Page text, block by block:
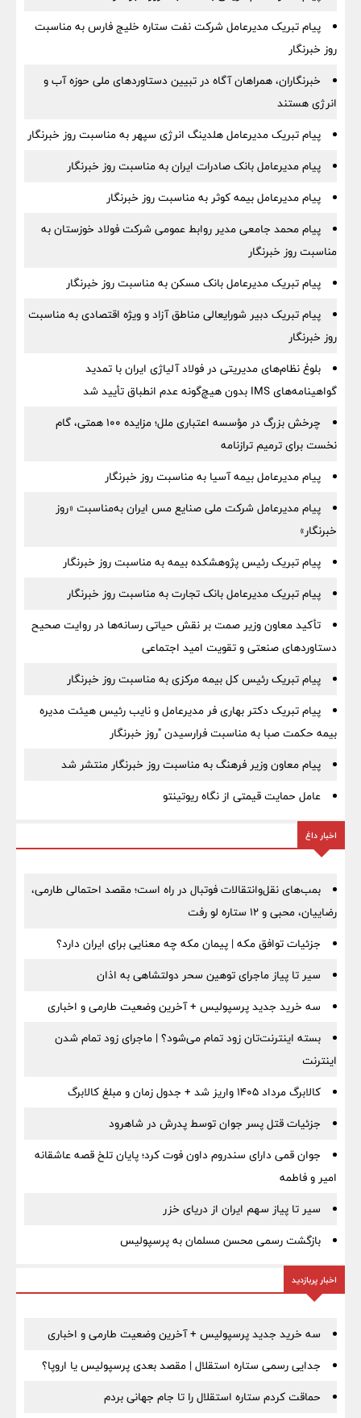
پیام تبریک مدیرعامل شرکت نفت ستاره خلیج فارس به مناسبت
روز خبرنگار
خبرنگاران، همراهان آگاه در تبیین دستاوردهای ملی حوزه آب و
انرژی هستند
پیام تبریک مدیرعامل هلدینگ انرژی سپهر به مناسبت روز خبرنگار
پیام مدیرعامل بانک صادرات ایران به مناسبت روز خبرنگار
پیام مدیرعامل بیمه کوثر به مناسبت روز خبرنگار
پیام محمد جامعی مدیر روابط عمومی شرکت فولاد خوزستان به
مناسبت روز خبرنگار
پیام تبریک مدیرعامل بانک مسکن به مناسبت روز خبرنگار
پیام تبریک دبیر شورایعالی مناطق آزاد و ویژه اقتصادی به مناسبت
روز خبرنگار
بلوغ نظام‌های مدیریتی در فولاد آلیاژی ایران با تمدید
گواهینامه‌های IMS بدون هیچ‌گونه عدم انطباق تأیید شد
چرخش بزرگ در مؤسسه اعتباری ملل؛ مزایده ۱۰۰ همتی، گام
نخست برای ترمیم ترازنامه
پیام مدیرعامل بیمه آسیا به مناسبت روز خبرنگار
پیام مدیرعامل شرکت ملی صنایع مس ایران به‌مناسبت «روز
خبرنگار»
پیام تبریک رئیس پژوهشکده بیمه به مناسبت روز خبرنگار
پیام تبریک مدیرعامل بانک تجارت به مناسبت روز خبرنگار
تأکید معاون وزیر صمت بر نقش حیاتی رسانه‌ها در روایت صحیح
دستاوردهای صنعتی و تقویت امید اجتماعی
پیام تبریک رئیس کل بیمه مرکزی به مناسبت روز خبرنگار
پیام تبریک دکتر بهاری فر مدیرعامل و نایب رئیس هیئت مدیره
بیمه حکمت صبا به مناسبت فرارسیدن "روز خبرنگار
پیام معاون وزیر فرهنگ به مناسبت روز خبرنگار منتشر شد
عامل حمایت قیمتی از نگاه ریوتینتو
اخبار داغ
بمب‌های نقل‌وانتقالات فوتبال در راه است؛ مقصد احتمالی طارمی،
رضاییان، محبی و ۱۲ ستاره لو رفت
جزئیات توافق مکه | پیمان مکه چه معنایی برای ایران دارد؟
سیر تا پیاز ماجرای توهین سحر دولتشاهی به اذان
سه خرید جدید پرسپولیس + آخرین وضعیت طارمی و اخباری
بسته اینترنت‌تان زود تمام می‌شود؟ | ماجرای زود تمام شدن
اینترنت
کالابرگ مرداد ۱۴۰۵ واریز شد + جدول زمان و مبلغ کالابرگ
جزئیات قتل پسر جوان توسط پدرش در شاهرود
جوان قمی دارای سندروم داون فوت کرد؛ پایان تلخ قصه عاشقانه
امیر و فاطمه
سیر تا پیاز سهم ایران از دریای خزر
بازگشت رسمی محسن مسلمان به پرسپولیس
اخبار پربازدید
سه خرید جدید پرسپولیس + آخرین وضعیت طارمی و اخباری
جدایی رسمی ستاره استقلال | مقصد بعدی پرسپولیس یا اروپا؟
حماقت کردم ستاره استقلال را تا جام جهانی بردم